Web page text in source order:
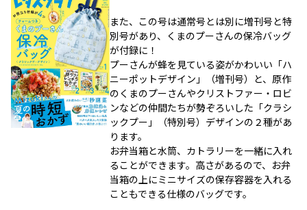
また、この号は通常号とは別に増刊号と特
別号があり、くまのプーさんの保冷バッグ
が付録に！
プーさんが蜂を見ている姿がかわいい「ハ
ニーポットデザイン」（増刊号）と、原作
のくまのプーさんやクリストファー・ロビ
ンなどの仲間たちが勢ぞろいした「クラシ
ックプー」（特別号）デザインの２種があ
ります。
お弁当箱と水筒、カトラリーを一緒に入れ
ることができます。高さがあるので、お弁
当箱の上にミニサイズの保存容器を入れる
こともできる仕様のバッグです。